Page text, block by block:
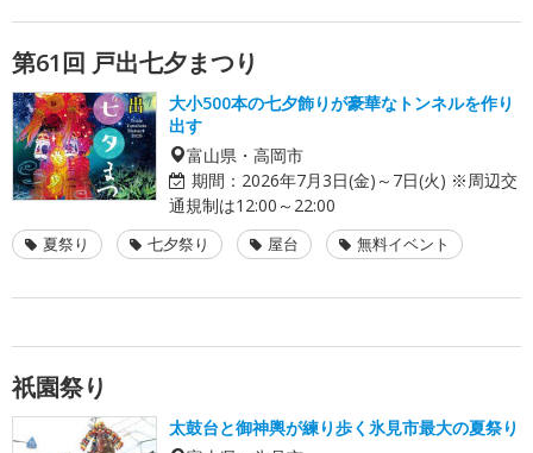
第61回 戸出七夕まつり
大小500本の七夕飾りが豪華なトンネルを作り
出す
富山県・高岡市
期間： 2026年7月3日(金)～7日(火) ※周辺交
通規制は12:00～22:00
夏祭り 七夕祭り 屋台 無料イベント
祇園祭り
太鼓台と御神輿が練り歩く氷見市最大の夏祭り